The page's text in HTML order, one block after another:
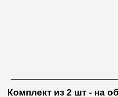
Комплект из 2 шт - на